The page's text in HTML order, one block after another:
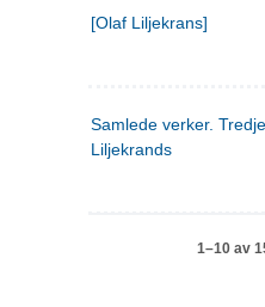
[Olaf Liljekrans]
Samlede verker.
Liljekrands
1–10 av